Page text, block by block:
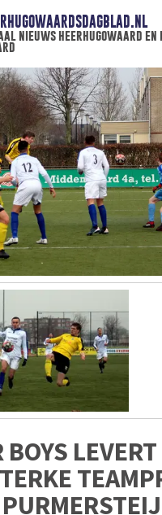
nieuws heerhugowaard en
BOYS LEVERT